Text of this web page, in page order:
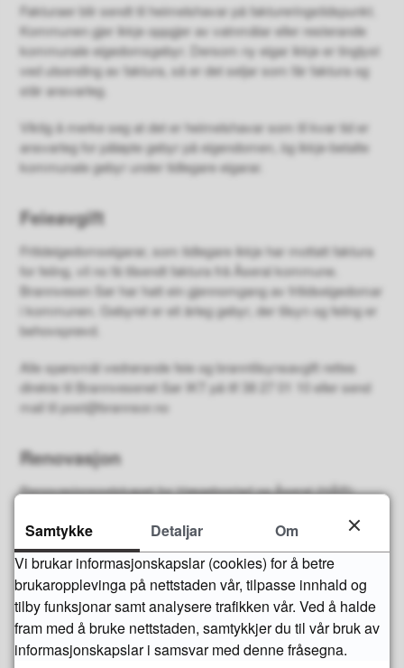
Fakturaer blir sendt til heimelshavar på faktureringstidspunkt.
Kommunen gjer ikkje oppgjer av vatnmålar eller resterande
kommunale eigedomsgebyr. Dersom ny eigar ikkje er tinglyst
ved utsending av faktura, så er det seljar som får faktura og
står ansvarleg.
Viktig å merke seg at det er heimelshavar som til kvar tid er
ansvarleg for påløpte gebyr på eigendomen, òg ikkje-betalte
kommunale gebyr under tidlegare eigarar.
Feieavgift
Fritideigedomseigarar, som tidlegare ikkje har mottatt faktura
for feiing, vil no få tilsendt faktura frå Åseral kommune.
Brannvesen Sør har hatt ein gjennomgang av fritidseigedomar
i kommunen. Gebyret er eit årleg gebyr, der tilsyn og feiing er
behovsprøvd.
Alle spørsmål vedrørande feie og branntilsynsavgift rettes
direkte til Brannvesenet Sør IKT på tlf 38 27 01 10 eller send
mail til post@brannsor.no
Renovasjon
Renovasjonsselskapet for Hægebostad og Åseral (HÅR)
Andre spørsmål?
Send mail til faktura@aseral.kommune.no eller kontakte
faktura ansvarleg på 38 28 58 00.
Samtykke Detaljar
Om
Vi brukar informasjonskapslar (cookies) for å betre
brukaropplevinga på nettstaden vår, tilpasse innhald og
tilby funksjonar samt analysere trafikken vår. Ved å halde
fram med å bruke nettstaden, samtykkjer du til vår bruk av
informasjonskapslar i samsvar med denne fråsegna.